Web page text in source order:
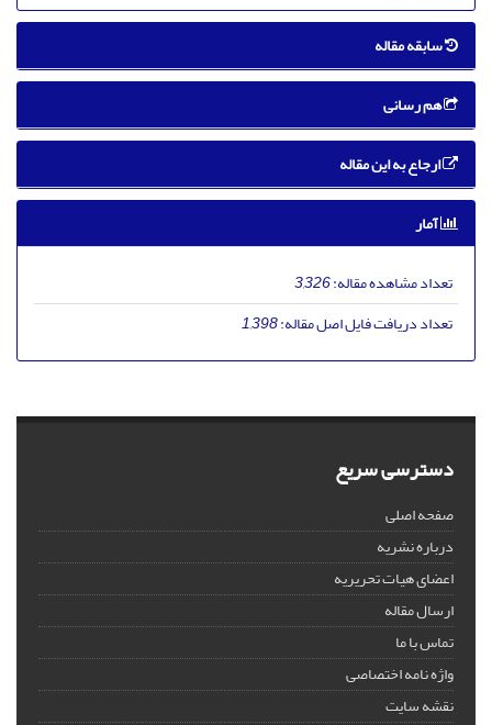
سابقه مقاله
هم رسانی
ارجاع به این مقاله
آمار
تعداد مشاهده مقاله:3,326
تعداد دریافت فایل اصل مقاله:1,398
دسترسی سریع
صفحه اصلی
درباره نشریه
اعضای هیات تحریریه
ارسال مقاله
تماس با ما
واژه نامه اختصاصی
نقشه سایت